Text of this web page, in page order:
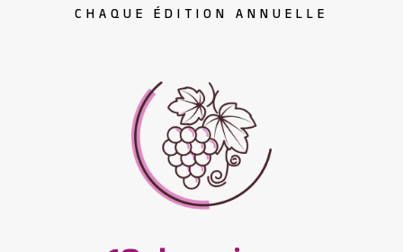
CHAQUE ÉDITION ANNUELLE